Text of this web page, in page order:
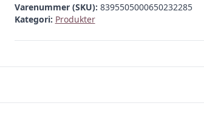
Varenummer (SKU): 8395505000650232285
Kategori: Produkter